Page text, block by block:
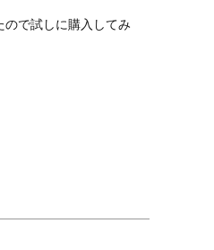
で試しに購入してみ